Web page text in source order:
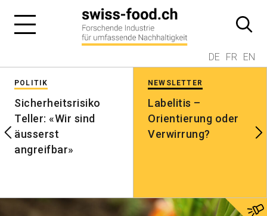
DE FR EN
POLITIK
Sicherheitsrisiko
Teller: «Wir sind
äusserst
angreifbar»
NEWSLETTER
Labelitis –
Orientierung oder
Verwirrung?